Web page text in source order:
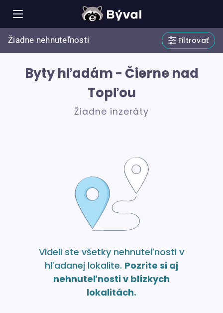
Žiadne nehnuteľnosti Filtrovať
Byty hľadám - Čierne nad
Topľou
Žiadne inzeráty
Videli ste všetky nehnuteľnosti v
hľadanej lokalite. Pozrite si aj
nehnuteľnosti v blízkych
lokalitách.